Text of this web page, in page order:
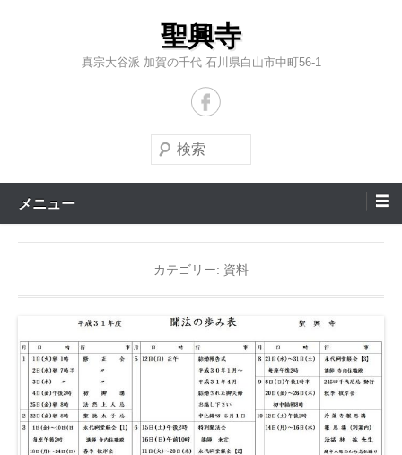
キ
聖興寺
真宗大谷派 加賀の千代 石川県白山市中町56-1
検
索
メニュー
カテゴリー: 資料